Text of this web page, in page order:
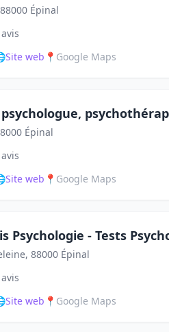
Épinal
Site web 📍 Google Maps
Épinal
Site web 📍 Google Maps
Psychologie - Tests
88000 Épinal
Site web 📍 Google Maps